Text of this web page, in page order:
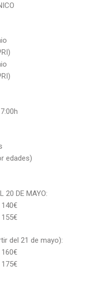
edades)
20 DE MAYO:
140€
155€
del 21 de mayo):
160€
175€